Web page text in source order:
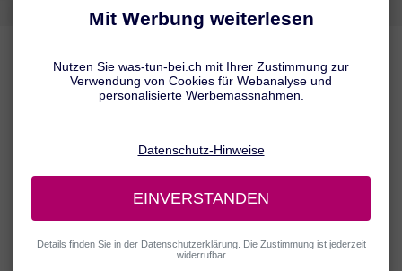
Tipps für die Reiseapotheke
oder Durchfall verderben zu lassen. Wer an eine gut ausgestattete
Reiseapotheke denkt, ist also gut beraten. Doch was gehört in die
Reiseapotheke? Und welche allgemeinen Tipps sollte man rund um
Mittel gegen Erkältung